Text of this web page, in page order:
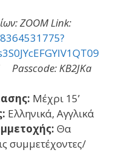
ZOOM Link:
Passcode: KB2JKa
Μέχρι 15’
Ελληνικά, Αγγλικά
Θα
συμμετέχοντες/